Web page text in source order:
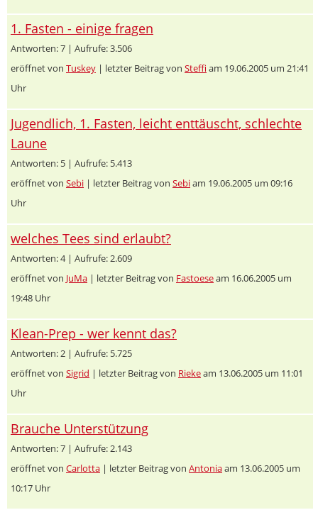
1. Fasten - einige fragen
Antworten: 7 | Aufrufe: 3.506
eröffnet von Tuskey | letzter Beitrag von Steffi am 19.06.2005 um 21:41
Uhr
Jugendlich, 1. Fasten, leicht enttäuscht, schlechte
Laune
Antworten: 5 | Aufrufe: 5.413
eröffnet von Sebi | letzter Beitrag von Sebiam 19.06.2005 um 09:16
Uhr
welches Tees sind erlaubt?
Antworten: 4 | Aufrufe: 2.609
eröffnet von JuMa | letzter Beitrag von Fastoeseam 16.06.2005 um
19:48 Uhr
Klean-Prep - wer kennt das?
Antworten: 2 | Aufrufe: 5.725
eröffnet von Sigrid | letzter Beitrag von Riekeam 13.06.2005 um 11:01
Uhr
Brauche Unterstützung
Antworten: 7 | Aufrufe: 2.143
eröffnet von Carlotta | letzter Beitrag von Antoniaam 13.06.2005 um
10:17 Uhr